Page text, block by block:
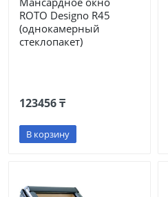
ROTO Designo R45
(однокамерный
стеклопакет)
123456 ₸
В корзину